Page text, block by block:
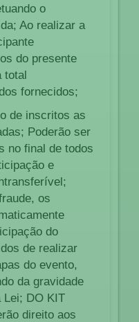
o
Ao realizar a
do presente
total
fornecidos;
de inscritos as
Poderão ser
no final de todos
e
os
do
de realizar
do evento,
da gravidade
Lei; DO KIT
direito aos